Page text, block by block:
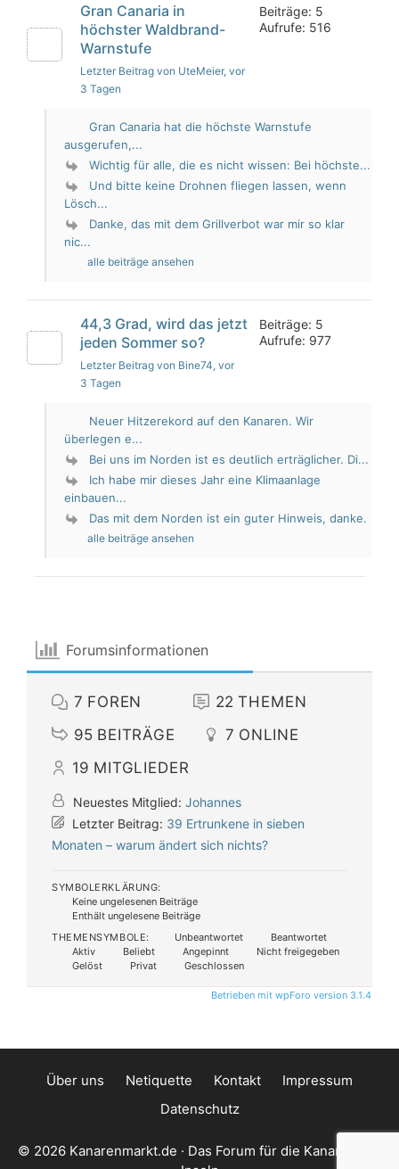
Gran Canaria in
höchster Waldbrand-
Warnstufe
Letzter Beitrag von UteMeier, vor
3 Tagen
Beiträge: 5
Aufrufe: 516
Gran Canaria hat die höchste Warnstufe
ausgerufen,...
Wichtig für alle, die es nicht wissen: Bei höchste...
Und bitte keine Drohnen fliegen lassen, wenn
Lösch...
Danke, das mit dem Grillverbot war mir so klar
nic...
alle beiträge ansehen
44,3 Grad, wird das jetzt
jeden Sommer so?
Letzter Beitrag von Bine74, vor
3 Tagen
Beiträge: 5
Aufrufe: 977
Neuer Hitzerekord auf den Kanaren. Wir
überlegen e...
Bei uns im Norden ist es deutlich erträglicher. Di...
Ich habe mir dieses Jahr eine Klimaanlage
einbauen...
Das mit dem Norden ist ein guter Hinweis, danke.
alle beiträge ansehen
Forumsinformationen
7 FOREN 22 THEMEN
95 BEITRÄGE 7 ONLINE
19 MITGLIEDER
Neuestes Mitglied: Johannes
Letzter Beitrag: 39 Ertrunkene in sieben
Monaten – warum ändert sich nichts?
SYMBOLERKLÄRUNG:
Keine ungelesenen Beiträge
Enthält ungelesene Beiträge
THEMENSYMBOLE:
Unbeantwortet
Beantwortet
Aktiv
Beliebt Angepinnt
Nicht freigegeben
Gelöst
Privat Geschlossen
Betrieben mit wpForo version 3.1.4
Über uns Netiquette Kontakt
Impressum
Datenschutz
© 2026 Kanarenmarkt.de · Das Forum für die Kanarischen